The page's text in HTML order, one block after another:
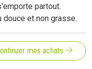
partout.
douce et non grasse.
mes achats